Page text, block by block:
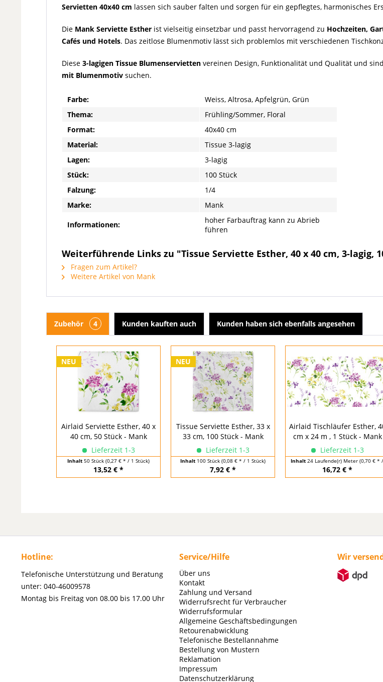
Servietten 40x40 cm lassen sich sauber falten und sorgen für ein gepflegtes, harmonisches
Die Mank Serviette Esther ist vielseitig einsetzbar und passt hervorragend zu Hochzeiten,
Cafés und Hotels. Das zeitlose Blumenmotiv lässt sich problemlos mit verschiedenen
Diese 3-lagigen Tissue Blumenservietten vereinen Design, Funktionalität und Qualität und
mit Blumenmotiv suchen.
Farbe:
Weiss, Altrosa, Apfelgrün, Grün
Thema:
Frühling/Sommer, Floral
Format:
40x40 cm
Material:
Tissue 3-lagig
Lagen:
3-lagig
Stück:
100 Stück
Falzung:
1/4
Marke:
Mank
Informationen:
hoher Farbauftrag kann zu Abrieb
führen
Weiterführende Links zu "Tissue Serviette Esther, 40 x 40 cm, 3-lagig,
Fragen zum Artikel?
Weitere Artikel von Mank
Zubehör 4 Kunden kauften auch Kunden haben sich ebenfalls angesehen
NEU
Airlaid Serviette Esther, 40 x
40 cm, 50 Stück - Mank
Lieferzeit 1-3
Inhalt 50 Stück (0,27 € * / 1 Stück)
13,52 € *
NEU
Tissue Serviette Esther, 33 x
33 cm, 100 Stück - Mank
Lieferzeit 1-3
Inhalt 100 Stück (0,08 € * / 1 Stück)
7,92 € *
Airlaid Tischläufer Esther,
cm x 24 m , 1 Stück - Mank
Lieferzeit 1-3
Inhalt 24 Laufende(r) Meter (0,70 € *
16,72 € *
Hotline:
Telefonische Unterstützung und Beratung
unter: 040-46009578
Montag bis Freitag von 08.00 bis 17.00 Uhr
Service/Hilfe
Über uns
Kontakt
Zahlung und Versand
Widerrufsrecht für Verbraucher
Widerrufsformular
Allgemeine Geschäftsbedingungen
Retourenabwicklung
Telefonische Bestellannahme
Bestellung von Mustern
Reklamation
Impressum
Datenschutzerklärung
Wir